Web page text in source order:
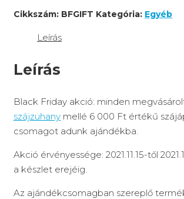
Cikkszám: BFGIFT Kategória: Egyéb
Leírás
Leírás
Black Friday akció: minden
szájzuhany mellé 6 000 Ft értékű
csomagot adunk ajándékba.
Akció érvényessége: 2021.11.15-től
a készlet erejéig.
Az ajándékcsomagban szereplő